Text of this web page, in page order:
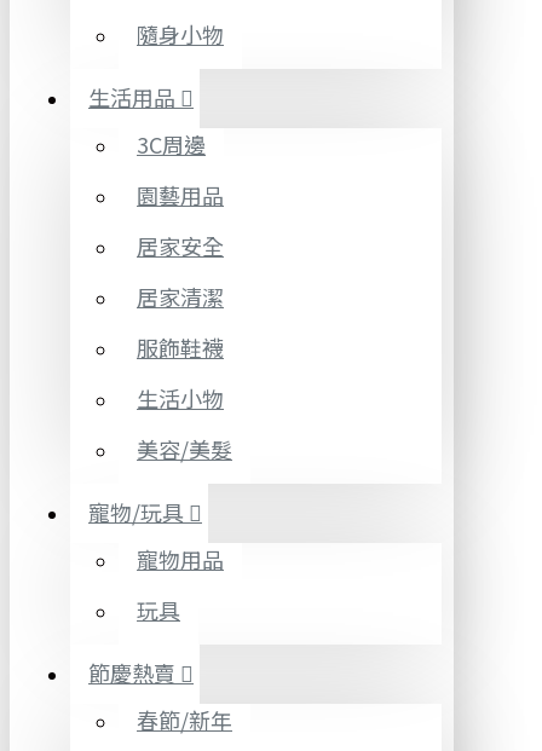
隨身小物
生活用品
3C周邊
園藝用品
居家安全
居家清潔
服飾鞋襪
生活小物
美容/美髮
寵物/玩具
寵物用品
玩具
節慶熱賣
春節/新年